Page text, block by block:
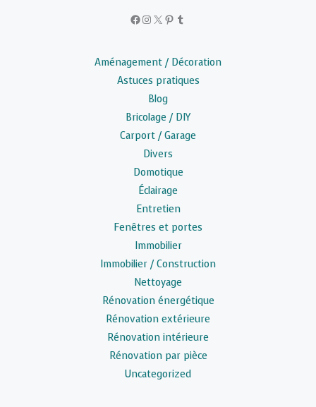
Facebook
Instagram
X Pinterest
Tumblr
Aménagement / Décoration
Astuces pratiques
Blog
Bricolage / DIY
Carport / Garage
Divers
Domotique
Éclairage
Entretien
Fenêtres et portes
Immobilier
Immobilier / Construction
Nettoyage
Rénovation énergétique
Rénovation extérieure
Rénovation intérieure
Rénovation par pièce
Uncategorized